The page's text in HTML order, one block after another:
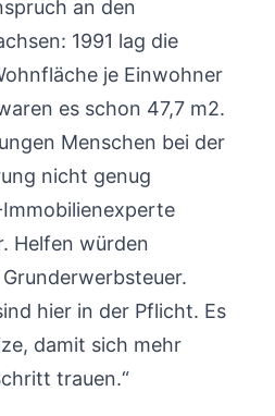
an den
1991 lag die
je Einwohner
es schon 47,7 m2.
Menschen bei der
nicht genug
Immobilienexperte
Helfen würden
hier in der Pflicht. Es
damit sich mehr
trauen.“